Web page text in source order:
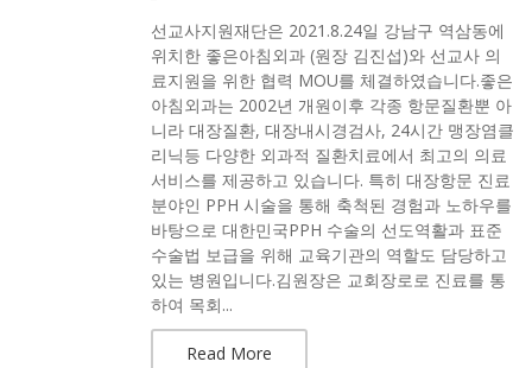
선교사지원재단은 2021.8.24일 강남구 역삼동에
위치한 좋은아침외과 (원장 김진섭)와 선교사 의
료지원을 위한 협력 MOU를 체결하였습니다.​좋은
아침외과는 2002년 개원이후 각종 항문질환뿐 아
니라 대장질환, 대장내시경검사, 24시간 맹장염클
리닉등 다양한 외과적 질환치료에서 최고의 의료
서비스를 제공하고 있습니다. 특히 대장항문 진료
분야인 PPH 시술을 통해 축척된 경험과 노하우를
바탕으로 대한민국PPH 수술의 선도역활과 표준
수술법 보급을 위해 교육기관의 역할도 담당하고
있는 병원입니다.​김원장은 교회장로로 진료를 통
하여 목회...
Read More